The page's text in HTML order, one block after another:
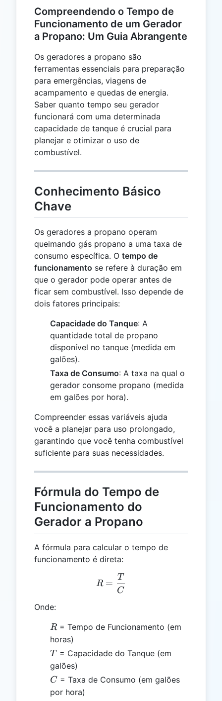
Compreendendo o Tempo de
Funcionamento de um Gerador
a Propano: Um Guia Abrangente
Os geradores a propano são
ferramentas essenciais para preparação
para emergências, viagens de
acampamento e quedas de energia.
Saber quanto tempo seu gerador
funcionará com uma determinada
capacidade de tanque é crucial para
planejar e otimizar o uso de
combustível.
Conhecimento Básico
Chave
Os geradores a propano operam
queimando gás propano a uma taxa de
consumo específica. O tempo de
funcionamento se refere à duração em
que o gerador pode operar antes de
ficar sem combustível. Isso depende de
dois fatores principais:
Capacidade do Tanque: A
quantidade total de propano
disponível no tanque (medida em
galões).
Taxa de Consumo: A taxa na qual o
gerador consome propano (medida
em galões por hora).
Compreender essas variáveis ajuda
você a planejar para uso prolongado,
garantindo que você tenha combustível
suficiente para suas necessidades.
Fórmula do Tempo de
Funcionamento do
Gerador a Propano
A fórmula para calcular o tempo de
funcionamento é direta:
R = \frac{T}{C}
R =
C
T
Onde:
R
R= Tempo de Funcionamento (em
horas)
T
T = Capacidade do Tanque (em
galões)
C
C = Taxa de Consumo (em galões
por hora)